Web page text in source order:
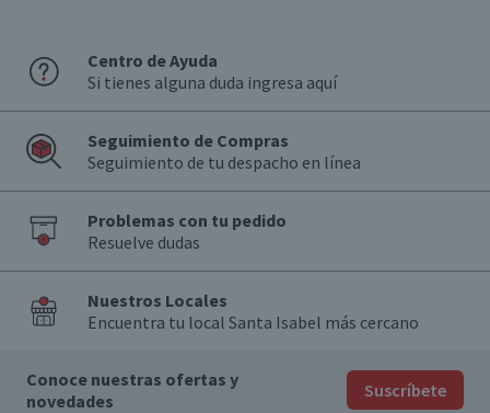
Centro de Ayuda
Si tienes alguna duda ingresa aquí
Seguimiento de Compras
Seguimiento de tu despacho en línea
Problemas con tu pedido
Resuelve dudas
Nuestros Locales
Encuentra tu local Santa Isabel más cercano
Conoce nuestras ofertas y
novedades
Suscríbete